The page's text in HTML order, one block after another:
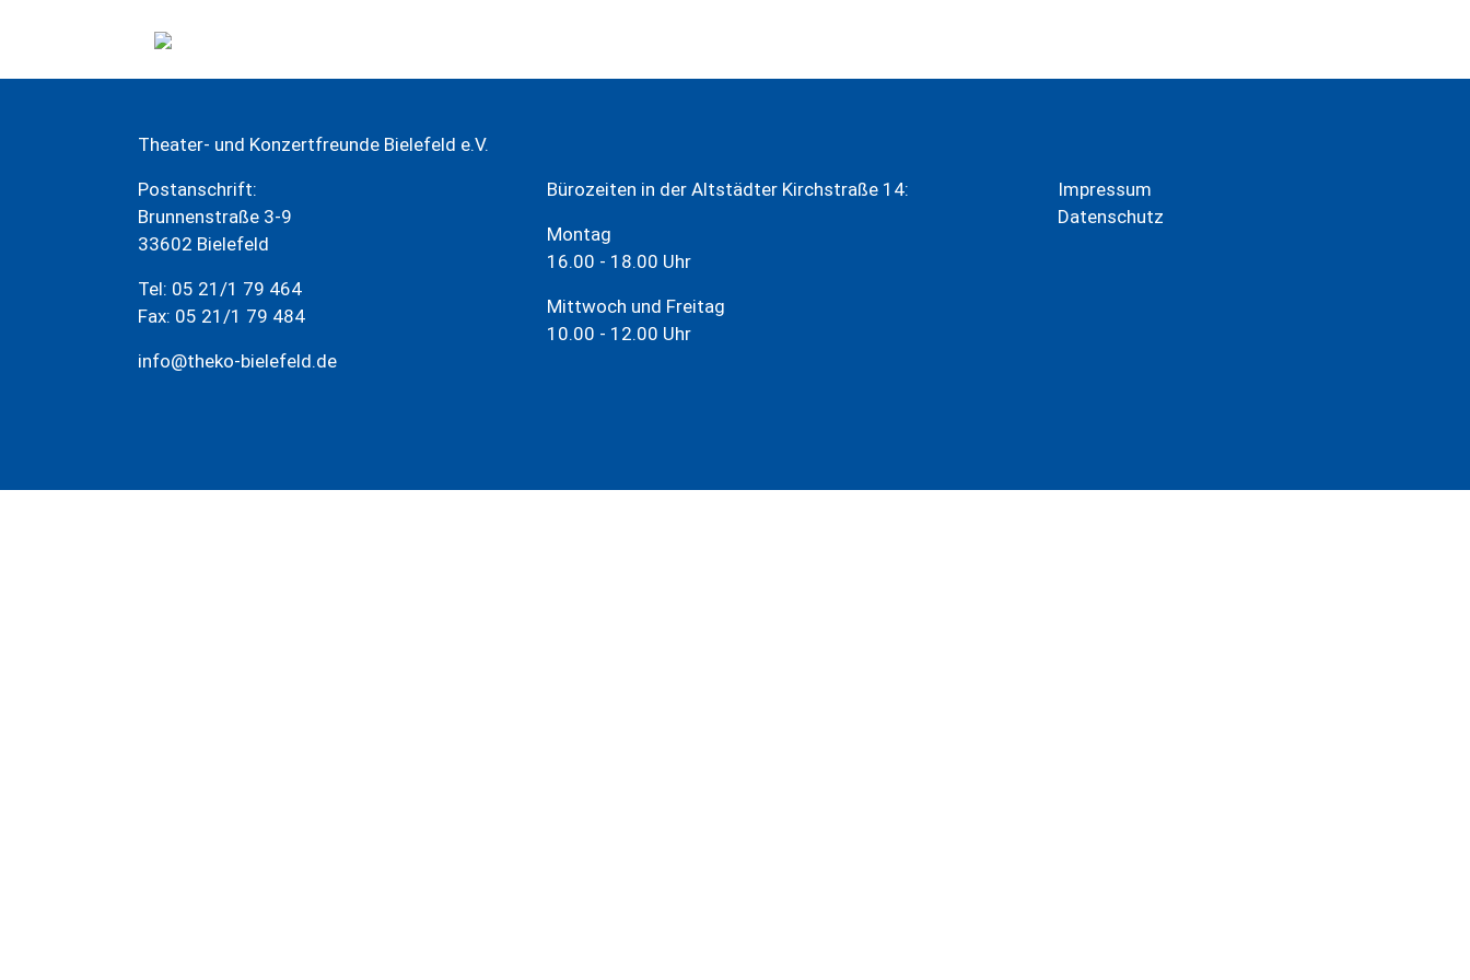
Theater- und Konzertfreunde Bielefeld e.V.
Postanschrift:
Brunnenstraße 3-9
33602 Bielefeld
Tel: 05 21/1 79 464
Fax: 05 21/1 79 484
info@theko-bielefeld.de
Bürozeiten in der Altstädter Kirchstraße 14:
Montag
16.00 - 18.00 Uhr
Mittwoch und Freitag
10.00 - 12.00 Uhr
Impressum
Datenschutz